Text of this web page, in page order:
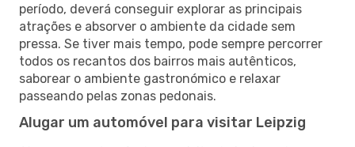
período, deverá conseguir explorar as principais
atrações e absorver o ambiente da cidade sem
pressa. Se tiver mais tempo, pode sempre percorrer
todos os recantos dos bairros mais autênticos,
saborear o ambiente gastronómico e relaxar
passeando pelas zonas pedonais.
Alugar um automóvel para visitar Leipzig